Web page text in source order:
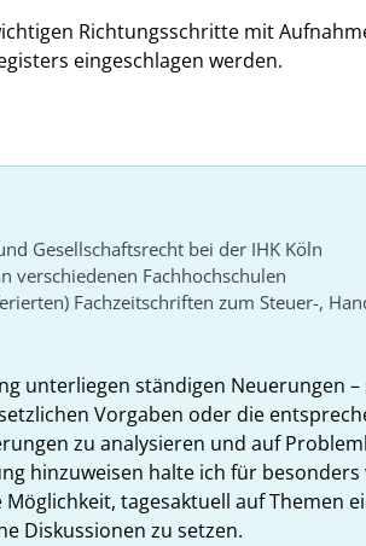
Richtungsschritte mit
eingeschlagen werden.
Gesellschaftsrecht bei der IHK Köln
verschiedenen Fachhochschulen
Fachzeitschriften zum Steuer-,
unterliegen ständigen Neuerungen –
Vorgaben oder die
zu analysieren und auf
hinzuweisen halte ich für besonders
tagesaktuell auf Themen
Diskussionen zu setzen.